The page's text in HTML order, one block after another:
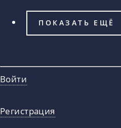
ПОКАЗАТЬ ЕЩЁ
Войти
Регистрация